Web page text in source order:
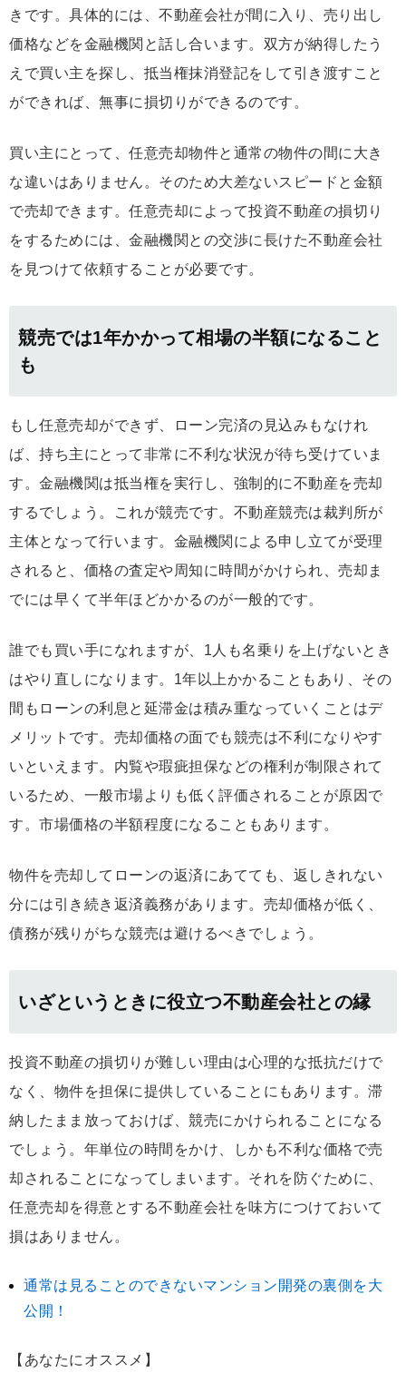
きです。具体的には、不動産会社が間に入り、売り出し
価格などを金融機関と話し合います。双方が納得したう
えで買い主を探し、抵当権抹消登記をして引き渡すこと
ができれば、無事に損切りができるのです。
買い主にとって、任意売却物件と通常の物件の間に大き
な違いはありません。そのため大差ないスピードと金額
で売却できます。任意売却によって投資不動産の損切り
をするためには、金融機関との交渉に長けた不動産会社
を見つけて依頼することが必要です。
競売では1年かかって相場の半額になること
も
もし任意売却ができず、ローン完済の見込みもなけれ
ば、持ち主にとって非常に不利な状況が待ち受けていま
す。金融機関は抵当権を実行し、強制的に不動産を売却
するでしょう。これが競売です。不動産競売は裁判所が
主体となって行います。金融機関による申し立てが受理
されると、価格の査定や周知に時間がかけられ、売却ま
でには早くて半年ほどかかるのが一般的です。
誰でも買い手になれますが、1人も名乗りを上げないとき
はやり直しになります。1年以上かかることもあり、その
間もローンの利息と延滞金は積み重なっていくことはデ
メリットです。売却価格の面でも競売は不利になりやす
いといえます。内覧や瑕疵担保などの権利が制限されて
いるため、一般市場よりも低く評価されることが原因で
す。市場価格の半額程度になることもあります。
物件を売却してローンの返済にあてても、返しきれない
分には引き続き返済義務があります。売却価格が低く、
債務が残りがちな競売は避けるべきでしょう。
いざというときに役立つ不動産会社との縁
投資不動産の損切りが難しい理由は心理的な抵抗だけで
なく、物件を担保に提供していることにもあります。滞
納したまま放っておけば、競売にかけられることになる
でしょう。年単位の時間をかけ、しかも不利な価格で売
却されることになってしまいます。それを防ぐために、
任意売却を得意とする不動産会社を味方につけておいて
損はありません。
通常は見ることのできないマンション開発の裏側を大
公開！
【あなたにオススメ】